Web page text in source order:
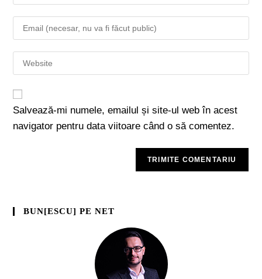
Salvează-mi numele, emailul și site-ul web în acest
navigator pentru data viitoare când o să comentez.
BUN[ESCU] PE NET